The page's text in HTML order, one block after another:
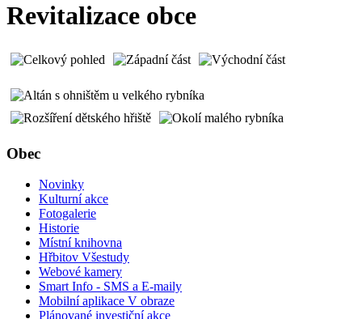
Revitalizace obce
Obec
Novinky
Kulturní akce
Fotogalerie
Historie
Místní knihovna
Hřbitov Všestudy
Webové kamery
Smart Info - SMS a E-maily
Mobilní aplikace V obraze
Plánované investiční akce